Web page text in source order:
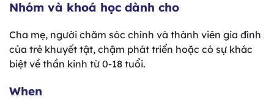
Nhóm và khoá học dành cho
Cha mẹ, người chăm sóc chính và thành viên gia đình
của trẻ khuyết tật, chậm phát triển hoặc có sự khác
biệt về thần kinh từ 0-18 tuổi.
When